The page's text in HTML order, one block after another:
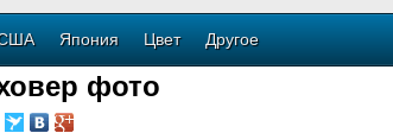
Япония Цвет Другое
фото